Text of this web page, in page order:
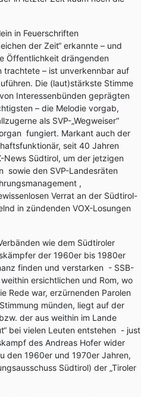
in Feuerschriften
der Zeit“ erkannte – und
Öffentlichkeit drängenden
trachtete – ist unverkennbar auf
Die (laut)stärkste Stimme
Interessenbünden geprägten
– die Melodie vorgab,
als SVP-„Wegweiser“
fungiert. Markant auch der
seit 40 Jahren
News Südtirol, um der jetzigen
sowie den SVP-Landesräten
,
Verrat an der Südtirol-
in zündenden VOX-Losungen
wie dem Südtiroler
der 1960er bis 1980er
finden und verstarken - SSB-
ersichtlichen und Rom, wo
Rede war, erzürnenden Parolen
münden, liegt auf der
der aus weithin im Lande
bei vielen Leuten entstehen - just
des Andreas Hofer wider
den 1960er und 1970er Jahren,
Südtirol) der „Tiroler